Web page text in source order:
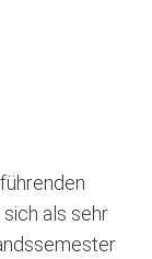
als sehr